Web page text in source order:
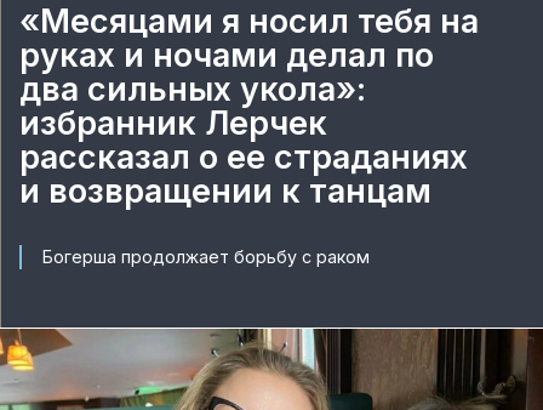
«Месяцами я носил тебя на
руках и ночами делал по
два сильных укола»:
избранник Лерчек
рассказал о ее страданиях
и возвращении к танцам
Богерша продолжает борьбу с раком